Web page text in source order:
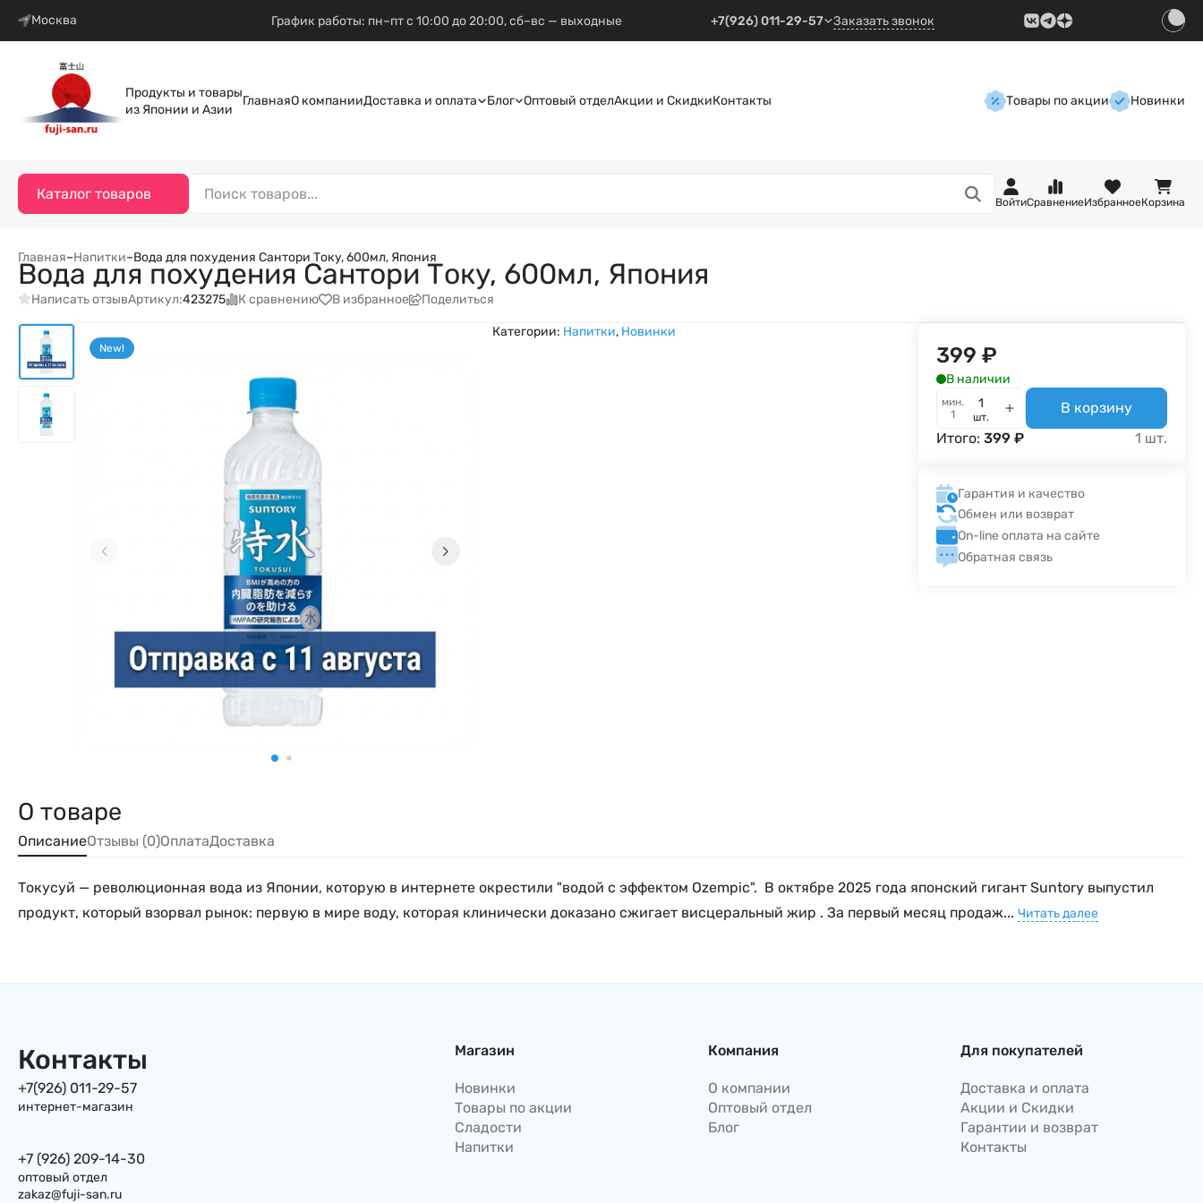
Москва График работы: пн–пт с 10:00 до 20:00, сб–вс — выходные +7(926) 011-29-57 Заказать звонок
Продукты и товары
из Японии и Азии
ГлавнаяО компанииДоставка и оплата Блог Оптовый отделАкции и СкидкиКонтакты Товары по акции Новинки
Каталог товаров
ВойтиСравнениеИзбранноеКорзина
Главная–Напитки–Вода для похудения Сантори Току, 600мл, Япония
Вода для похудения Сантори Току, 600мл, Япония
Написать отзывАртикул:423275 К сравнению В избранное Поделиться
New!
Категории: Напитки, Новинки
399 ₽
В наличии
мин.
1
шт.
В корзину
Итого:399 ₽ 1 шт.
Гарантия и качество
Обмен или возврат
On-line оплата на сайте
Обратная связь
О товаре
ОписаниеОтзывы (0)ОплатаДоставка
Токусуй — революционная вода из Японии, которую в интернете окрестили "водой с эффектом Ozempic". В октябре 2025 года японский гигант Suntory выпустил
продукт, который взорвал рынок: первую в мире воду, которая клинически доказано сжигает висцеральный жир . За первый месяц продаж... Читать далее
Контакты
+7(926) 011-29-57
интернет-магазин
+7 (926) 209-14-30
оптовый отдел
zakaz@fuji-san.ru
Магазин
Новинки
Товары по акции
Сладости
Напитки
Компания
О компании
Оптовый отдел
Блог
Для покупателей
Доставка и оплата
Акции и Скидки
Гарантии и возврат
Контакты